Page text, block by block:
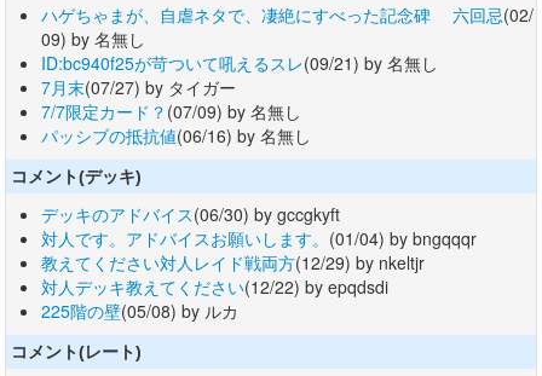
ハゲちゃまが、自虐ネタで、凄絶にすべった記念碑 六回忌(02/
09) by 名無し
ID:bc940f25が苛ついて吼えるスレ(09/21) by 名無し
7月末(07/27) by タイガー
7/7限定カード？ (07/09) by 名無し
パッシブの抵抗値(06/16) by 名無し
コメント(デッキ)
デッキのアドバイス(06/30) by gccgkyft
対人です。アドバイスお願いします。 (01/04) by bngqqqr
教えてください対人レイド戦両方(12/29) by nkeltjr
対人デッキ教えてください(12/22) by epqdsdi
225階の壁(05/08) by ルカ
コメント(レート)